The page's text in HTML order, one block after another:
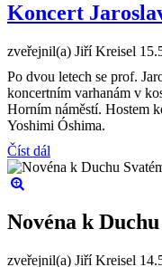
Koncert
zveřejnil(a) Jiří Kreisel
Po dvou letech se prof.
koncertním varhanám v
Horním náměstí. Hostem
Yoshimi Óshima.
Číst dál
Novéna k
zveřejnil(a) Jiří Kreisel